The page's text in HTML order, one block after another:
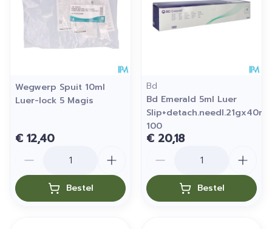
Wegwerp Spuit 10ml
Luer-lock 5 Magis
€ 12,40
Bestel
Bd
Bd Emerald 5ml Luer
100
€ 20,18
Bestel